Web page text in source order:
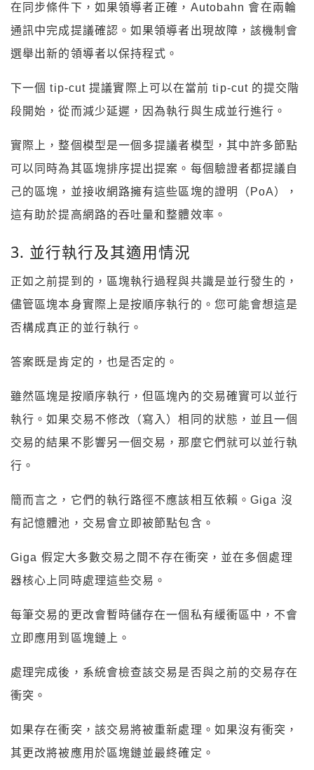
在同步條件下，如果領導者正確，Autobahn 會在兩輪
通訊中完成提議確認。如果領導者出現故障，該機制會
選舉出新的領導者以保持程式。
下一個 tip-cut 提議實際上可以在當前 tip-cut 的提交階
段開始，從而減少延遲，因為執行與生成並行進行。
實際上，整個模型是一個多提議者模型，其中許多節點
可以同時為其區塊排序提出提案。每個驗證者都提議自
己的區塊，並接收網路擁有這些區塊的證明（PoA），
這有助於提高網路的吞吐量和整體效率。
3. 並行執行及其適用情況
正如之前提到的，區塊執行過程與共識是並行發生的，
儘管區塊本身實際上是按順序執行的。您可能會想這是
否構成真正的並行執行。
答案既是肯定的，也是否定的。
雖然區塊是按順序執行，但區塊內的交易確實可以並行
執行。如果交易不修改（寫入）相同的狀態，並且一個
交易的結果不影響另一個交易，那麼它們就可以並行執
行。
簡而言之，它們的執行路徑不應該相互依賴。Giga 沒
有記憶體池，交易會立即被節點包含。
Giga 假定大多數交易之間不存在衝突，並在多個處理
器核心上同時處理這些交易。
每筆交易的更改會暫時儲存在一個私有緩衝區中，不會
立即應用到區塊鏈上。
處理完成後，系統會檢查該交易是否與之前的交易存在
衝突。
如果存在衝突，該交易將被重新處理。如果沒有衝突，
其更改將被應用於區塊鏈並最終確定。